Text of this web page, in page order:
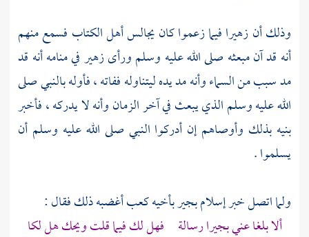
وذلك أنزهيرافيما زعموا كان يجالسأهل الكتاب فسمع منهم
أنه قد آن مبعثه صلى الله عليه وسلم ورأىزهيرفي منامه أنه قد
مد سبب من السماء وأنه مد يده ليتناوله ففاته ، فأوله بالنبي صلى
الله عليه وسلم الذي يبعث في آخر الزمان وأنه لا يدركه ، فأخبر
بنيه بذلك وأوصاهم إن أدركوا النبي صلى الله عليه وسلم أن
يسلموا .
ولما اتصل خبر إسلامبجيربأخيهكعبأغضبه ذلك فقال :
ألا بلغا عنيبجيرارسالة فهل لك فيما قلت ويحك هل لكا